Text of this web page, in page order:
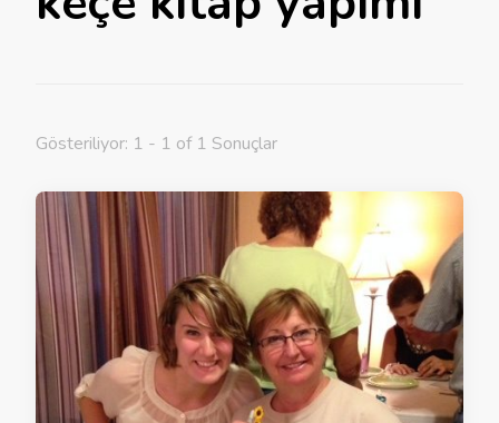
Gösteriliyor: 1 - 1 of 1 Sonuçlar